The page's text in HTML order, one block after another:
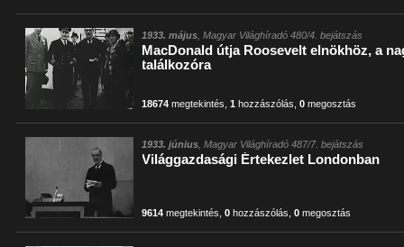
1933. május , Magyar Világhíradó 480/4. bejátszás
MacDonald útja Roosevelt elnökhöz, a
találkozóra
18674 megtekintés ,1 hozzászólás ,0 megosztás
1933. június , Magyar Világhíradó 487/7. bejátszás
Világgazdasági Értekezlet Londonban
9614 megtekintés ,0 hozzászólás ,0 megosztás